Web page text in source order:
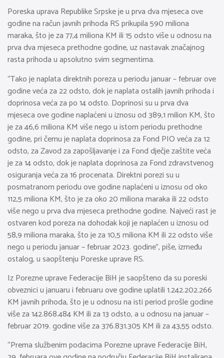
Poreska uprava Republike Srpske je u prva dva mjeseca ove
godine na račun javnih prihoda RS prikupila 590 miliona
maraka, što je za 77,4 miliona KM ili 15 odsto više u odnosu na
prva dva mjeseca prethodne godine, uz nastavak značajnog
rasta prihoda u apsolutno svim segmentima.
“Tako je naplata direktnih poreza u periodu januar – februar ove
godine veća za 22 odsto, dok je naplata ostalih javnih prihoda i
doprinosa veća za po 14 odsto. Doprinosi su u prva dva
mjeseca ove godine naplaćeni u iznosu od 389,1 milion KM, što
je za 46,6 miliona KM više nego u istom periodu prethodne
godine, pri čemu je naplata doprinosa za Fond PIO veća za 12
odsto, za Zavod za zapošljavanje i za Fond dječje zaštite veća
je za 14 odsto, dok je naplata doprinosa za Fond zdravstvenog
osiguranja veća za 16 procenata. Direktni porezi su u
posmatranom periodu ove godine naplaćeni u iznosu od oko
112,5 miliona KM, što je za oko 20 miliona maraka ili 22 odsto
više nego u prva dva mjeseca prethodne godine. Najveći rast je
ostvaren kod poreza na dohodak koji je naplaćen u iznosu od
58,9 miliona maraka, što je za 10,5 miliona KM ili 22 odsto više
nego u periodu januar – februar 2023. godine”, piše, između
ostalog, u saopštenju Poreske uprave RS.
Iz Porezne uprave Federacije BiH je saopšteno da su poreski
obveznici u januaru i februaru ove godine uplatili 1.242.202.266
KM javnih prihoda, što je u odnosu na isti period prošle godine
više za 142.868.484 KM ili za 13 odsto, a u odnosu na januar –
februar 2019. godine više za 376.831.305 KM ili za 43,55 odsto.
“Prema službenim podacima Porezne uprave Federacije BiH,